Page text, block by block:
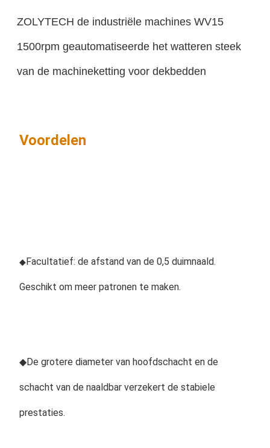
ZOLYTECH de industriële machines WV15
1500rpm geautomatiseerde het watteren steek
van de machineketting voor dekbedden
Voordelen
◆Facultatief: de afstand van de 0,5 duimnaald.
Geschikt om meer patronen te maken.
◆De grotere diameter van hoofdschacht en de
schacht van de naaldbar verzekert de stabiele
prestaties.